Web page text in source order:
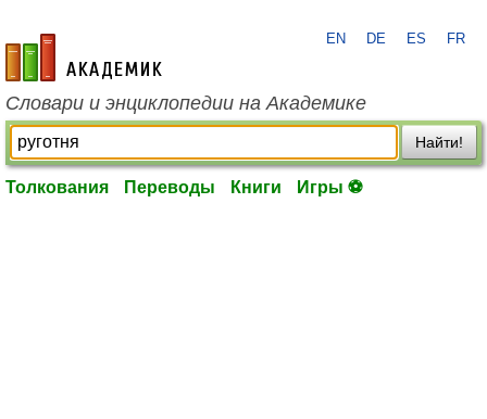
academic.ru
EN DE ES FR
Словари и энциклопедии на Академике
Найти!
Толкования Переводы Книги Игры ⚽